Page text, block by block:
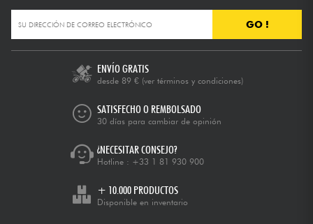
GO !
ENVÍO GRATIS
desde 89 € (ver términos y condiciones)
SATISFECHO O REMBOLSADO
30 días para cambiar de opinión
¿NECESITAR CONSEJO?
Hotline : +33 1 81 930 900
+ 10.000 PRODUCTOS
Disponible en inventario